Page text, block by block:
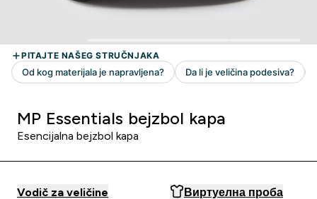
MP Essentials bejzbol kapa
Esencijalna bejzbol kapa
Vodič za veličine Виртуелна проба